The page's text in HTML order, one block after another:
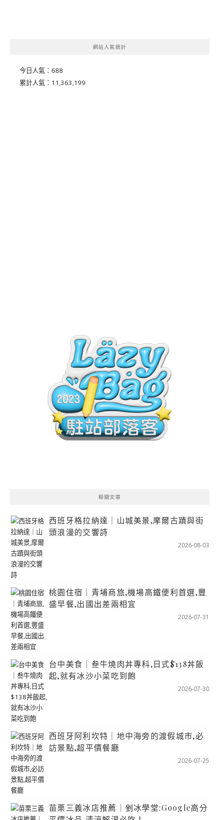
網站人氣統計
今日人氣： 688
累計人氣： 11,363,199
相關文章
西班牙格拉納達｜山城美景,摩爾古蹟與街
頭浪漫的交響詩
2026-08-03
桃園住宿｜青埔商旅,機場高鐵便利首選,豐
盛早餐,出國出差兩相宜
2026-07-31
台中美食｜叁牛燒肉丼專科,日式$138丼飯
起,就有冰沙小菜吃到飽
2026-07-30
西班牙阿利坎特｜地中海旁的渡假城市,必
訪景點,超平價餐廳
2026-07-25
苗栗三義冰店推薦｜剉冰學堂:Google高分